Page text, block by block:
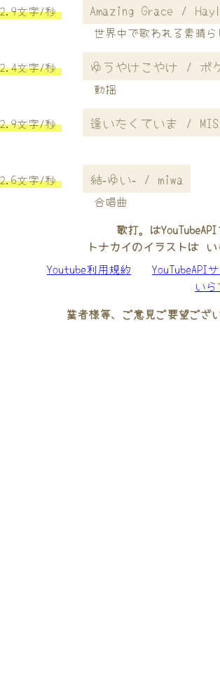
2.9文字/秒 Amazing Grace /
世界中で歌われる素晴
2.4文字/秒 ゆうやけこやけ / ポ
動揺
2.9文字/秒 逢いたくていま /
2.6文字/秒 結‐ゆい‐ / miwa
合唱曲
歌打。は
トナカイのイラストは
Youtube利用規約
YouTubeAPI
い
業者様等、ご意見ご要望ござ